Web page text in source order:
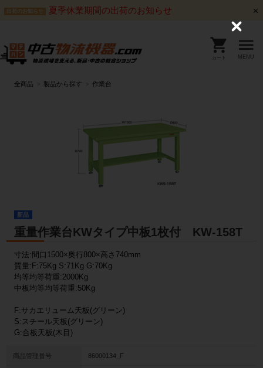
出荷のお知らせ 夏季休業期間の出荷のお知らせ
カート MENU
全商品 製品から探す 作業台
新品
重量作業台KWタイプ中板1枚付 KW-158T
寸法:間口1500×奥行800×高さ740mm
質量:F:75Kg S:71Kg G:70Kg
均等均等荷重:2000Kg
中板均等均等荷重:50Kg
F:サカエリューム天板(グリーン)
S:スチール天板(グリーン)
G:合板天板(木目)
商品管理番号 86000134_F
C
o
s